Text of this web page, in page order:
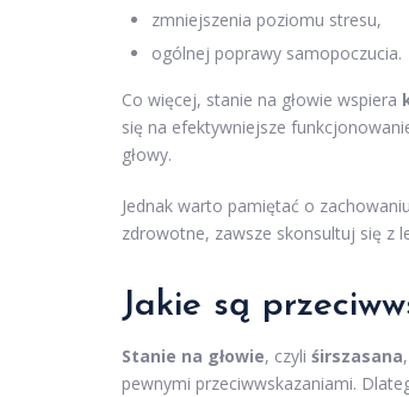
zmniejszenia poziomu stresu,
ogólnej poprawy samopoczucia.
Co więcej, stanie na głowie wspiera
się na efektywniejsze
głowy.
Jednak warto pamiętać o
zdrowotne, zawsze skonsultuj się z
Jakie są
Stanie na głowie, czyli śirszasana
pewnymi przeciwwskazaniami.